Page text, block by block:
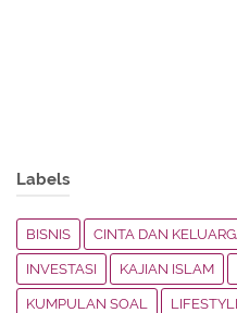
Labels
BISNIS CINTA DAN
INVESTASI KAJIAN ISLAM
KUMPULAN SOAL